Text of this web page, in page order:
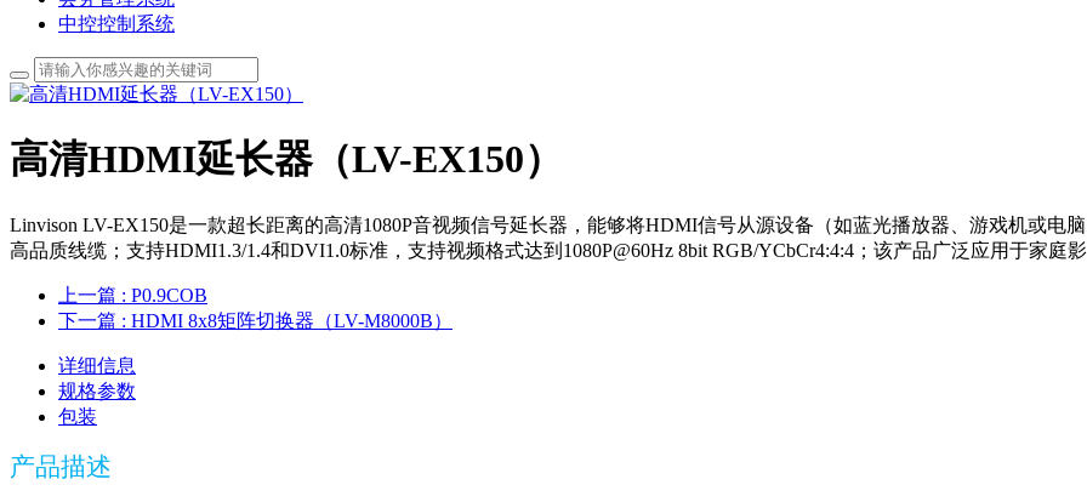
中控控制系统
高清HDMI延长器（LV-EX150）
​Linvison LV-EX150是一款超长距离的高清1080P音视频信号延长器，能够将HDMI信号从源设备（如蓝光播放器、游戏机或电
高品质线缆；支持HDMI1.3/1.4和DVI1.0标准，支持视频格式达到1080P@60Hz 8bit RGB/YCbCr4:4:4；该产品广泛应用于家
上一篇 : P0.9COB
下一篇 : HDMI 8x8矩阵切换器（LV-M8000B）
详细信息
规格参数
包装
产品描述